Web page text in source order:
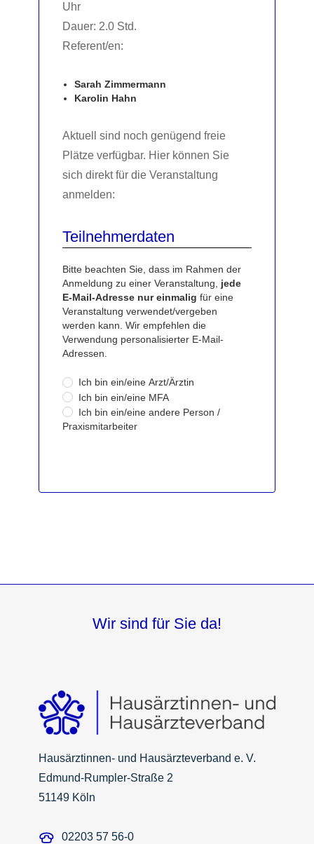
Uhr
Dauer: 2.0 Std.
Referent/en:
Sarah Zimmermann
Karolin Hahn
Aktuell sind noch genügend freie
Plätze verfügbar. Hier können Sie
sich direkt für die Veranstaltung
anmelden:
Teilnehmerdaten
Bitte beachten Sie, dass im Rahmen der
Anmeldung zu einer Veranstaltung, jede
E-Mail-Adresse nur einmalig für eine
Veranstaltung verwendet/vergeben
werden kann. Wir empfehlen die
Verwendung personalisierter E-Mail-
Adressen.
Ich bin ein/eine Arzt/Ärztin
Ich bin ein/eine MFA
Ich bin ein/eine andere Person /
Praxismitarbeiter
Wir sind für Sie da!
Hausärztinnen- und Hausärzteverband e. V.
Edmund-Rumpler-Straße 2
51149 Köln
02203 57 56-0